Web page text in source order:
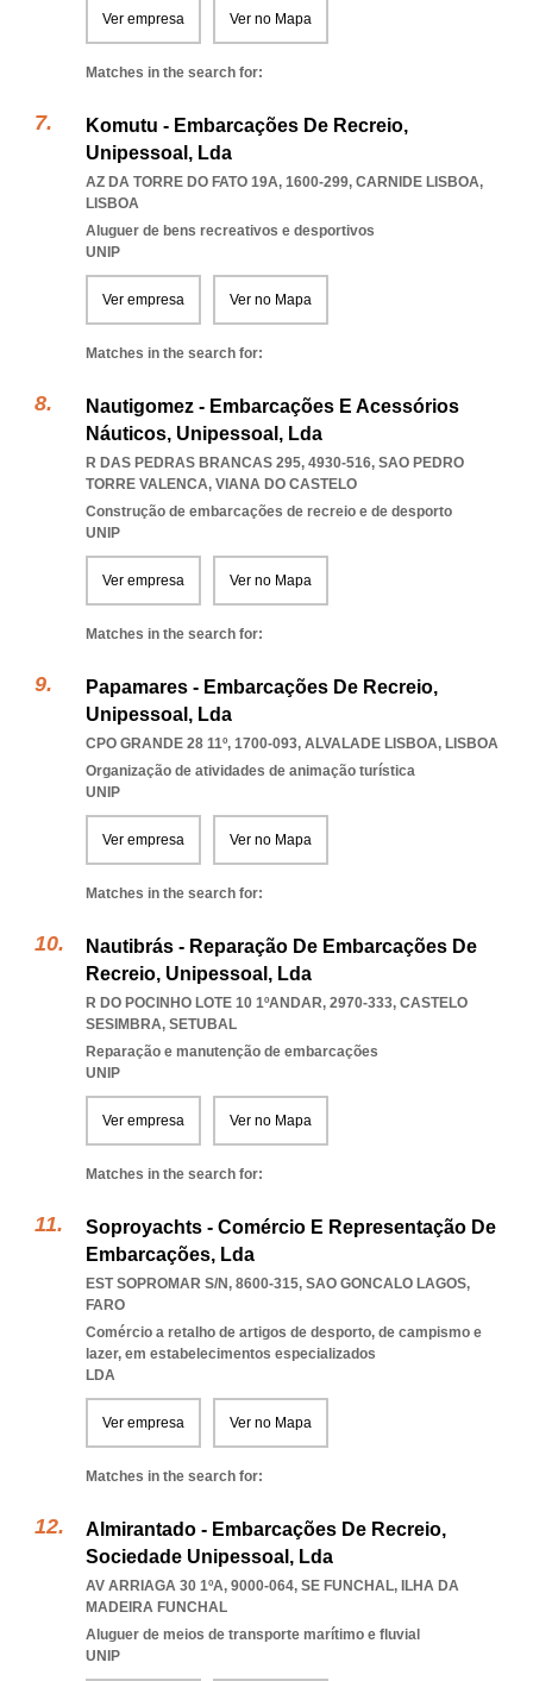
Ver empresa Ver no Mapa
Matches in the search for:
Komutu - Embarcações De Recreio,
Unipessoal, Lda
AZ DA TORRE DO FATO 19A, 1600-299, CARNIDE LISBOA,
LISBOA
Aluguer de bens recreativos e desportivos
UNIP
Ver empresa Ver no Mapa
Matches in the search for:
Nautigomez - Embarcações E Acessórios
Náuticos, Unipessoal, Lda
R DAS PEDRAS BRANCAS 295, 4930-516, SAO PEDRO
TORRE VALENCA, VIANA DO CASTELO
Construção de embarcações de recreio e de desporto
UNIP
Ver empresa Ver no Mapa
Matches in the search for:
Papamares - Embarcações De Recreio,
Unipessoal, Lda
CPO GRANDE 28 11º, 1700-093, ALVALADE LISBOA, LISBOA
Organização de atividades de animação turística
UNIP
Ver empresa Ver no Mapa
Matches in the search for:
Nautibrás - Reparação De Embarcações De
Recreio, Unipessoal, Lda
R DO POCINHO LOTE 10 1ºANDAR, 2970-333, CASTELO
SESIMBRA, SETUBAL
Reparação e manutenção de embarcações
UNIP
Ver empresa Ver no Mapa
Matches in the search for:
Soproyachts - Comércio E Representação De
Embarcações, Lda
EST SOPROMAR S/N, 8600-315, SAO GONCALO LAGOS,
FARO
Comércio a retalho de artigos de desporto, de campismo e
lazer, em estabelecimentos especializados
LDA
Ver empresa Ver no Mapa
Matches in the search for:
Almirantado - Embarcações De Recreio,
Sociedade Unipessoal, Lda
AV ARRIAGA 30 1ºA, 9000-064, SE FUNCHAL, ILHA DA
MADEIRA FUNCHAL
Aluguer de meios de transporte marítimo e fluvial
UNIP